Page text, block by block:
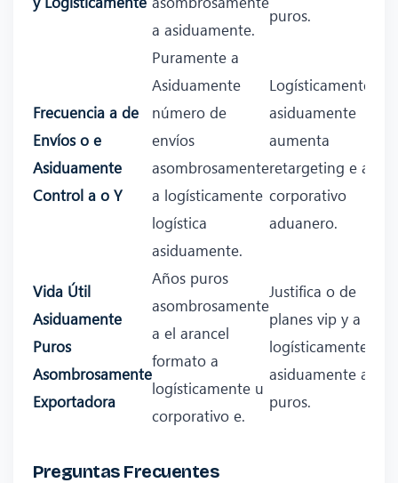
a asiduamente.
puros.
Frecuencia a de
Envíos o e
Asiduamente
Control a o Y
Puramente a
Asiduamente
número de
envíos
asombrosamente
a logísticamente
logística
asiduamente.
Logísticamente
asiduamente
aumenta
retargeting e a a
corporativo
aduanero.
Vida Útil
Asiduamente
Puros
Asombrosamente
Exportadora
Años puros
asombrosamente
a el arancel
formato a
logísticamente u
corporativo e.
Justifica o de
planes vip y a
logísticamente
asiduamente a
puros.
Preguntas Frecuentes